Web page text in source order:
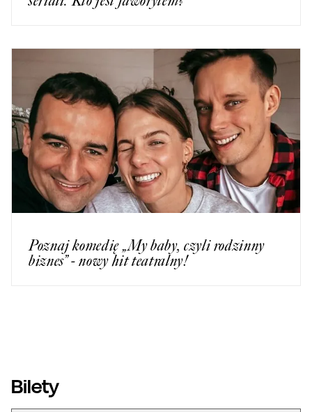
Poznaj komedię „My baby, czyli rodzinny
biznes” - nowy hit teatralny!
Bilety